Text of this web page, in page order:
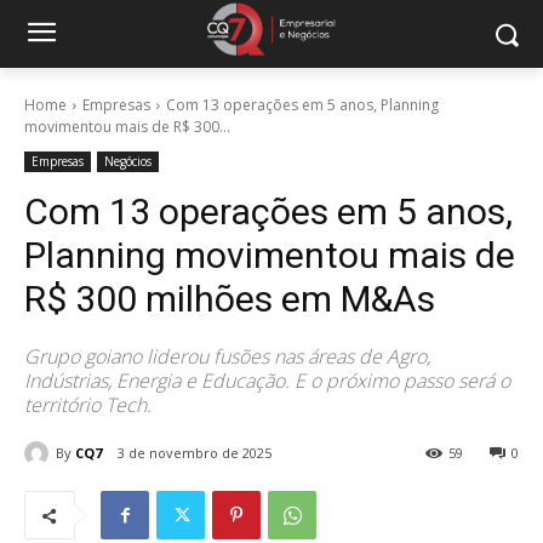
Home Empresas
Com 13 operações em 5 anos, Planning
movimentou mais de R$ 300...
Empresas Negócios
Com 13 operações em 5 anos,
Planning movimentou mais de
R$ 300 milhões em M&As
Grupo goiano liderou fusões nas áreas de Agro,
Indústrias, Energia e Educação. E o próximo passo será o
território Tech.
By CQ7 3 de novembro de 2025 0
59